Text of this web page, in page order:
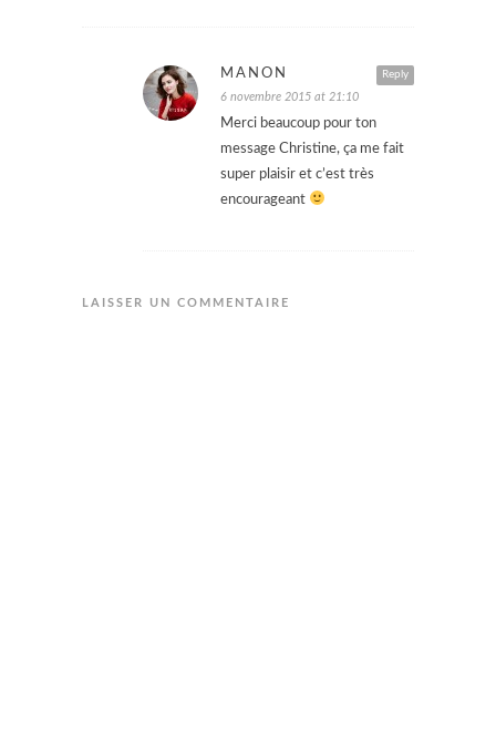
Reply
MANON
6 novembre 2015 at 21:10
Merci beaucoup pour ton
message Christine, ça me fait
super plaisir et c’est très
encourageant
LAISSER UN COMMENTAIRE